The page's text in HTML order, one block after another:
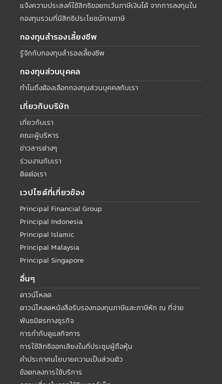
แจ้งความประสงค์ใช้สิทธิขอยกเว้นภาษีเงินได้ จากการลงทุนใน
กองทุนรวมที่มีสิทธิประโยชน์ทางภาษี
กองทุนสำรองเลี้ยงชีพ
รู้จักกับกองทุนสำรองเลี้ยงชีพ
กองทุนส่วนบุคคล
ทำไมถึงต้องเลือกกองทุนส่วนบุคคลกับเรา
เกี่ยวกับบริษัท
เกี่ยวกับเรา
คณะผู้บริหาร
ข่าวสารต่างๆ
ร่วมงานกับเรา
ติดต่อเรา
เวปไซด์ที่เกี่ยวข้อง
Principal Financial Group
Principal Indonesia
Principal Islamic
Principal Malaysia
Principal Singapore
อื่นๆ
ดาวน์โหลด
ดาวน์โหลดหนังสือรับรองกองทุนภาษีและภาษีหัก ณ ที่จ่าย
พันธมิตรทางธุรกิจ
การกำกับดูแลกิจการ
การใช้สิทธิออกเสียงในที่ประชุมผู้ถือหุ้น
คำประกาศนโยบายความเป็นส่วนตัว
ข้อตกลงการใช้บริการ